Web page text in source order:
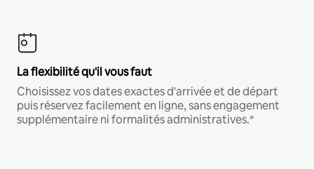
La flexibilité qu'il vous faut
Choisissez vos dates exactes d'arrivée et de départ
puis réservez facilement en ligne, sans engagement
supplémentaire ni formalités administratives.*